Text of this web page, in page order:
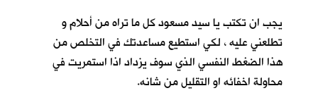
يجب ان تكتب يا سيد مسعود كل ما تراه من أحلام و
تطلعني عليه ، لكي استطيع مساعدتك في التخلص من
هذا الضغط النفسي الذي سوف يزداد اذا استمريت في
محاولة اخفائه او التقليل من شانه.